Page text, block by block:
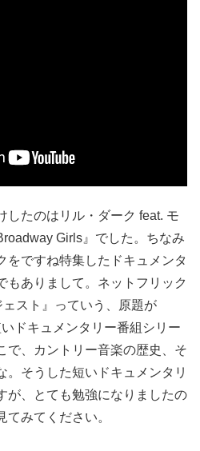
したのはリル・ダーク feat. モ
Girls』でした。ちなみ
をですね特集したドキュメンタ
もありまして。ネットフリック
ェスト』っていう、原題が
ドキュメンタリー番組シリー
で、カントリー音楽の歴史、そ
。そうした短いドキュメンタリ
が、とても勉強になりましたの
みてください。